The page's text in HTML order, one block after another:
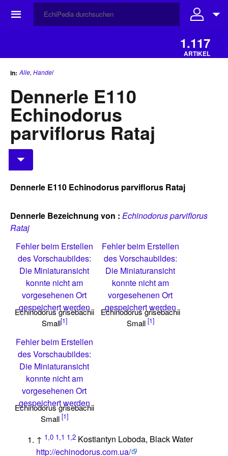
☰
1.117
ARTIKEL
in: Alle, Handel
Dennerle E110
Echinodorus
parviflorus Rataj
Dennerle E110 Echinodorus parviflorus Rataj
Dennerle Bezeichnung von : Echinodorus parviflorus
Rataj
Fehler beim Erstellen
des Vorschaubildes:
Die Miniaturansicht
konnte nicht am
vorgesehenen Ort
gespeichert werden
Echinodorus grisebachii
Small[1]
Fehler beim Erstellen
des Vorschaubildes:
Die Miniaturansicht
konnte nicht am
vorgesehenen Ort
gespeichert werden
Echinodorus grisebachii
Small [1]
Fehler beim Erstellen
des Vorschaubildes:
Die Miniaturansicht
konnte nicht am
vorgesehenen Ort
gespeichert werden
Echinodorus grisebachii
Small [1]
↑ 1,0 1,1 1,2 Kostiantyn Loboda, Black Water
http://echinodorus.com.ua/